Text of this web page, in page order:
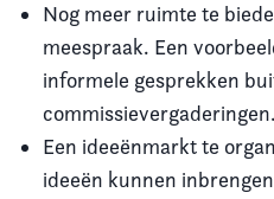
Nog meer ruimte te
meespraak. Een
informele gesprekken
commissievergaderingen.
Een ideeënmarkt te
ideeën kunnen